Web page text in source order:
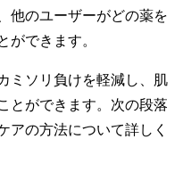
他のユーザーがどの薬を
ができます。
ミソリ負けを軽減し、肌
とができます。次の段落
アの方法について詳しく